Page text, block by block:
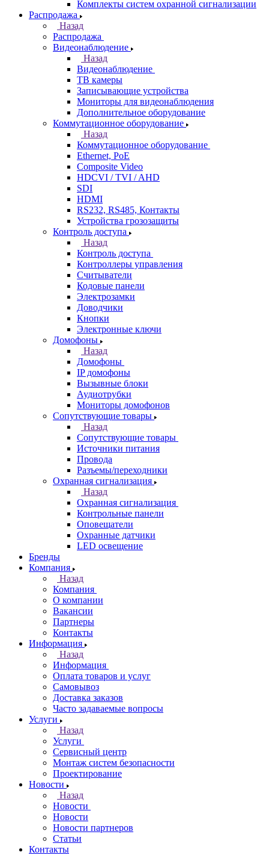
Комплекты систем охранной сигнализации
Распродажа
Назад
Распродажа
Видеонаблюдение
Назад
Видеонаблюдение
ТВ камеры
Записывающие устройства
Мониторы для видеонаблюдения
Дополнительное оборудование
Коммутационное оборудование
Назад
Коммутационное оборудование
Ethernet, PoE
Composite Video
HDCVI / TVI / AHD
SDI
HDMI
RS232, RS485, Контакты
Устройства грозозащиты
Контроль доступа
Назад
Контроль доступа
Контроллеры управления
Считыватели
Кодовые панели
Электрозамки
Доводчики
Кнопки
Электронные ключи
Домофоны
Назад
Домофоны
IP домофоны
Вызывные блоки
Аудиотрубки
Мониторы домофонов
Сопутствующие товары
Назад
Сопутствующие товары
Источники питания
Провода
Разъемы/переходники
Охранная сигнализация
Назад
Охранная сигнализация
Контрольные панели
Оповещатели
Охранные датчики
LED освещение
Бренды
Компания
Назад
Компания
О компании
Вакансии
Партнеры
Контакты
Информация
Назад
Информация
Оплата товаров и услуг
Самовывоз
Доставка заказов
Часто задаваемые вопросы
Услуги
Назад
Услуги
Сервисный центр
Монтаж систем безопасности
Проектирование
Новости
Назад
Новости
Новости
Новости партнеров
Статьи
Контакты